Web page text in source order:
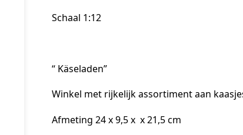
Schaal 1:12
“ Käseladen”
Winkel met rijkelijk assortiment aan
Afmeting 24 x 9,5 x x 21,5 cm